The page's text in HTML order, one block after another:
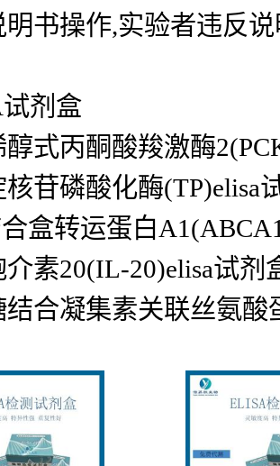
明书操作,实验者违反
剂盒
式丙酮酸羧激酶
苷磷酸化酶(TP)elisa
盒转运蛋白
素20(IL-20)elisa试剂
合凝集素关联丝氨酸